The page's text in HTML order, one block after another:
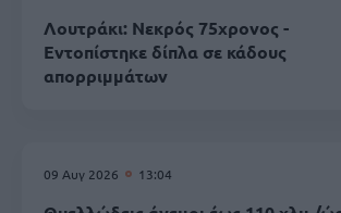
Λουτράκι: Νεκρός 75χρονος -
Εντοπίστηκε δίπλα σε κάδους
απορριμμάτων
09 Αυγ 2026 13:04